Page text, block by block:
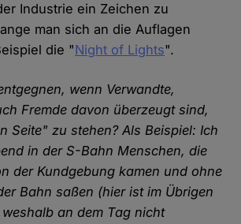
Industrie ein Zeichen zu
man sich an die Auflagen
die "Night of Lights".
wenn Verwandte,
Fremde davon überzeugt sind,
Seite" zu stehen? Als Beispiel: Ich
in der S-Bahn Menschen, die
der Kundgebung kamen und ohne
Bahn saßen (hier ist im Übrigen
an dem Tag nicht